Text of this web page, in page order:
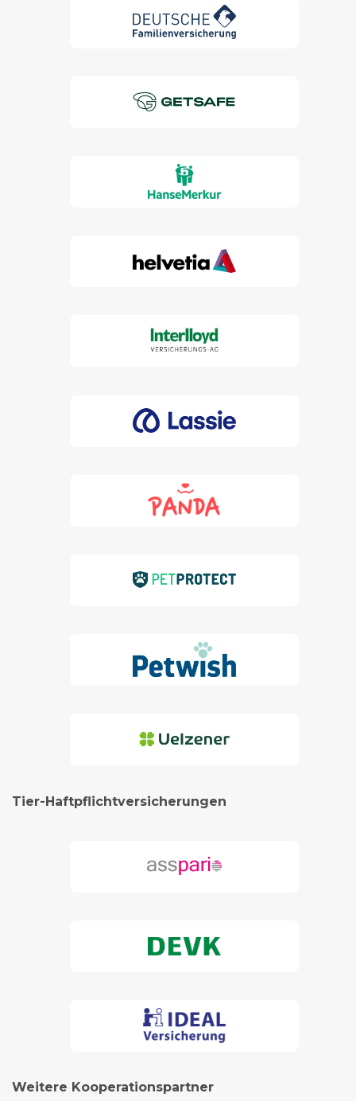
Tier-Haftpflichtversicherungen
Weitere Kooperationspartner